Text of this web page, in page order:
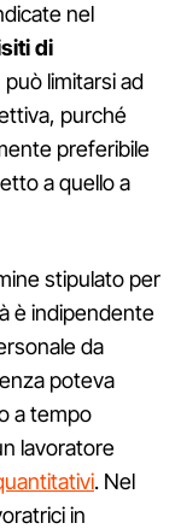
nel
di
limitarsi ad
purché
preferibile
a quello a
stipulato per
è indipendente
da
poteva
a tempo
lavoratore
. Nel
in